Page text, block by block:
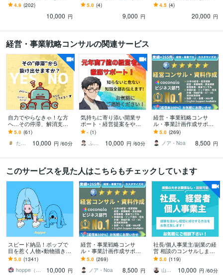
ビジネス代行・事務代行 市場調査・事業計画書の資料作成、リサーチ
ジネス向けパワーポイント資料作成
事業計画書・企画書・セミナー資料の
ケティングリサーチ・ニーズ動向調査 投資家・金融機関向け資料作成
場トレンド・将来予測の分析
市場調査 パワーポイント 資料作成 リサーチ 事業計画書
ビジネス文書
経営コンサルティング
企画書 データ収集 プレゼン資料
ビジネス代行・事務代行 資料作成（パワーポイント・ワード） 情報収
集・リサーチ・デスクトップ調査 プレゼンテーション資料の見直し 情報
収集を含むパワーポイント資料の作成 パワーポイント資料の作成（事業計
画書） パワーポイント資料の作成（営業資料） パワーポイント資料の作
成（企画書） パワーポイント資料の作成（投資家向け） パワーポイント
資料の作成（上層部向け）
製品・サービス比較表の作成
資料作成 パワーポイント 情報収集 市場調査 ビジネス
事業計画書
プレゼンテーション
リサーチ 経営
筑波大学 2012年3月 ~ 2016年2月
2016年8月 ~ 2017年5月
筑波大学大学院 2016年3月 ~ 2018年2月
語学力
ベトナム語 ビジネスレベル
日常会話レベル
英語
ビジネスレベル
します 原稿無し対応・短
納期・修正対応：社内承
認から取引先提示まで
4.9 (202)
10,000 円
す 【無料相談】外資系コ
ンサル歴15年・支援実績1
5.0 (4)
9,000 円
します 資金調達を目指す
スタートアップ企業や新
規事業担当向け作成代行
4.5 (4)
20,000 円
経営・事業戦略コンサルの関連サービス
自力でやらなきゃ！な方
へ…その停滞、解消支援
します 開業／副業／法人
化／安定化／NPO／社会
起業／事業見直しなど
5.0 (61)
たぬき／あなたの味方につきます
10,000 円 /60分
気持ちに寄り添い開業サ
ポート・経営提案をやり
ます 失敗しない開業準備
と継続経営を経験者が伝
えます！
- (1)
ふんわりこころサポート☘️みちまさ
10,000 円 /60分
経営・事業戦略コンサ
ル・事業計画作成サポー
トします 億円超の資金調
達・実績多数 | 経営13年
のプロがサポート
5.0 (269)
ノア・Noa
8,500 円
このサービスを見た人はこちらもチェックしています
スピード納品！ポップで
目を惹く人物×動物描きま
す 挿絵・動画・グッズな
ど鮮やかな配色で個性を
出したい方へ
5.0 (1341)
hoppe（ほっぺ）
10,000 円
経営・事業戦略コンサ
ル・事業計画作成サポー
トします 億円超の資金調
達・実績多数 | 経営13年
のプロがサポート
5.0 (269)
ノア・Noa
8,500 円
社長/個人事業主/副業の経
営 相談のコンサルします
プロの経営コンサルタン
トが年商10億→70億の経
験をお伝え！
5.0 (119)
山下 経営コンサル／コーチ
10,000 円 /60分